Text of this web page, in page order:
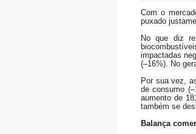
Com o
puxado
No que diz
impactadas
(–16%). No
Por sua vez,
de consumo
aumento de
também se
Balança